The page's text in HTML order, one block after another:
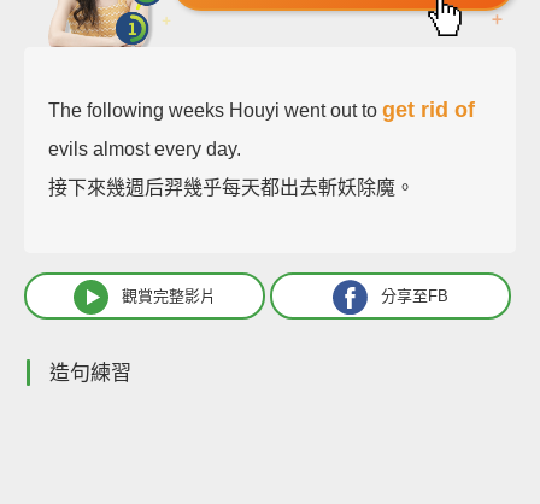
The following weeks Houyi went out to get rid of
evils almost every day.
接下來幾週后羿幾乎每天都出去斬妖除魔。
觀賞完整影片 分享至FB
造句練習